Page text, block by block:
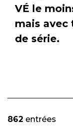
VÉ le
mais avec
de série.
862 entrées